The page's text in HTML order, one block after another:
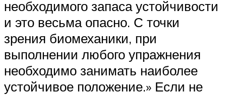
необходимого запаса устойчивости
и это весьма опасно. С точки
зрения биомеханики, при
выполнении любого упражнения
необходимо занимать наиболее
устойчивое положение.» Если не